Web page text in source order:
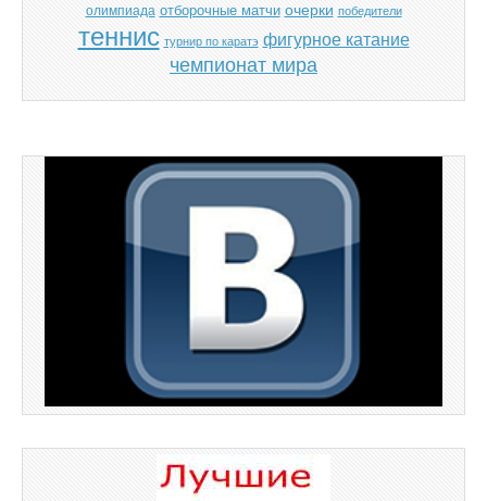
олимпиада отборочные матчи очерки победители
теннис турнир по каратэ фигурное катание
чемпионат мира